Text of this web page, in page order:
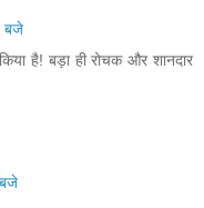
बजे
है! बड़ा ही रोचक और शानदार